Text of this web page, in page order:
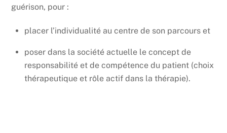
guérison, pour :
placer l’individualité au centre de son parcours et
poser dans la société actuelle le concept de
responsabilité et de compétence du patient (choix
thérapeutique et rôle actif dans la thérapie).